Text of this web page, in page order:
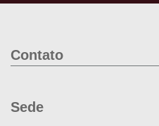
Contato
Sede